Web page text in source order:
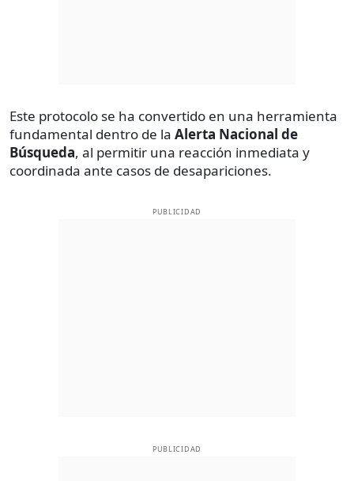
Este protocolo se ha convertido en una herramienta
fundamental dentro de la Alerta Nacional de
Búsqueda, al permitir una reacción inmediata y
coordinada ante casos de desapariciones.
PUBLICIDAD
PUBLICIDAD